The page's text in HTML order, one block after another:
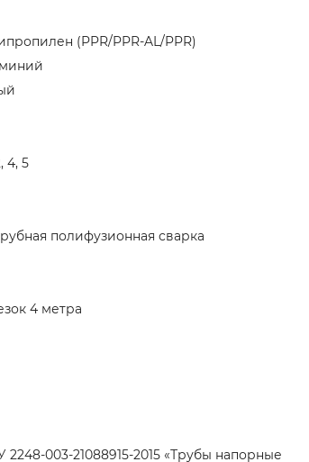
(PPR/PPR-AL/PPR)
4, 5
полифузионная сварка
4 метра
2248-003-21088915-2015 «Трубы напорные